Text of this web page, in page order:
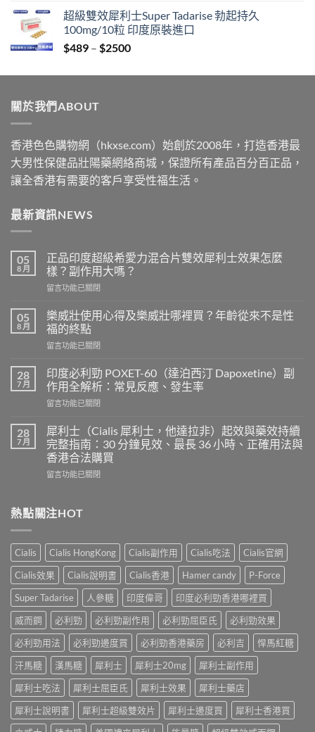
$399
through
$2199
超級雙效犀利士Super Tadarise 勃起持久
100mg/10粒 印度原裝進口
$489 – $2500Price
$489
關於我們ABOUT
香港色色購物網（hkxse.com）始創於2008年，打造香港最
大男性保健品壯陽藥網絡商城，保證所有產品百分百正品，
讓全香港有需要的客戶享受性福生活。
最新資訊NEWS
05
8 月
正品印度超級希愛力混合片雙效犀利士效果怎麼
樣？副作用大嗎？
在
品
印
度
超
希
愛
力
混
片
雙
效
利
果
樣？
副
作
用
大
嗎？〉
留言功能已關閉
05
8 月
樂威壯使用心得及樂威壯哪裡買？年齡從來不是性
福的終點
在
威
壯
使
用
得
及
樂
威
壯
買？
從
來
不
是
性
福
終
點〉
中
留言功能已關閉
28
7 月
印度必利勁 POXET-60（達泊西汀 Dapoxetine）副
作用全解析：常見反應、發生率
在
度
必
利
勁
POXET-
西
副
作
用
全
解
析：
見
反
應、
生
率〉
中
留言功能已關閉
28
7 月
犀利士（Cialis 犀利士，他達拉非）起效與藥效持續
完整指南：30 分鐘見效、最長 36 小時、正確用法與
香港合法購買
在
士
（Cialis
利
士，
他
達
拉
非）
效
與
藥
持
續
完
整
指
留言功能已關閉
熱點關注HOT
Cialis Cialis HongKong Cialis副作用 Cialis吃法
Cialis官網
Cialis效果
Cialis說明書 Cialis香港 Hamer candy
P-Force
Super Tadarise
人參糖 印度偉哥
印度必利勁香港哪裡買
威而鋼
必利勁 必利勁副作用 必利勁屈臣氏
必利勁效果
必利勁用法
必利勁邊度買 必利勁香港藥房 必利吉
悍馬紅糖
汗馬糖
漢馬糖 犀利士 犀利士20mg
犀利士副作用
犀利士吃法
犀利士屈臣氏 犀利士效果
犀利士藥店
犀利士說明書
犀利士超級雙效片 犀利士邊度買
犀利士香港買